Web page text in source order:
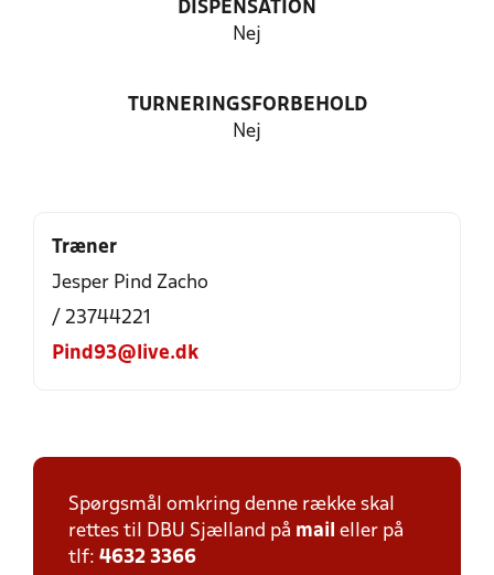
DISPENSATION
Nej
TURNERINGSFORBEHOLD
Nej
Træner
Jesper Pind Zacho
/ 23744221
Pind93@live.dk
Spørgsmål omkring denne række skal
rettes til DBU Sjælland på mail eller på
tlf: 4632 3366